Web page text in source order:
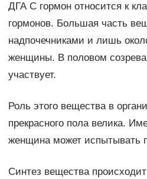
ДГА С гормон относится к
гормонов. Большая часть
надпочечниками и лишь
женщины. В половом
участвует.
Роль этого вещества в
прекрасного пола велика.
женщина может испытывать
Синтез вещества